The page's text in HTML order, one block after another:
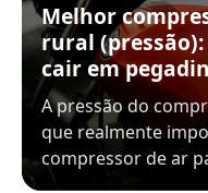
Melhor
rural
cair em
A pressão do
que realmente
compressor de ar